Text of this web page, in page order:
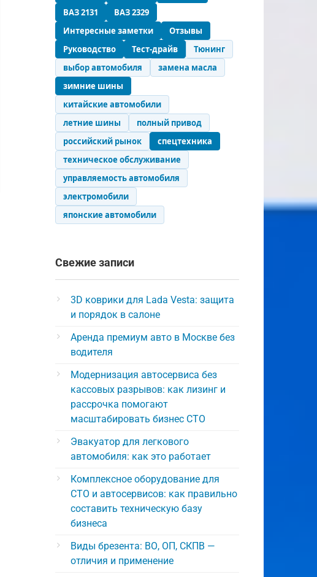
ВАЗ 2131
ВАЗ 2329
Интересные заметки
Отзывы
Руководство
Тест-драйв
Тюнинг
выбор автомобиля
замена масла
зимние шины
китайские автомобили
летние шины
полный привод
российский рынок
спецтехника
техническое обслуживание
управляемость автомобиля
электромобили
японские автомобили
Свежие записи
3D коврики для Lada Vesta: защита
и порядок в салоне
Аренда премиум авто в Москве без
водителя
Модернизация автосервиса без
кассовых разрывов: как лизинг и
рассрочка помогают
масштабировать бизнес СТО
Эвакуатор для легкового
автомобиля: как это работает
Комплексное оборудование для
СТО и автосервисов: как правильно
составить техническую базу
бизнеса
Виды брезента: ВО, ОП, СКПВ —
отличия и применение